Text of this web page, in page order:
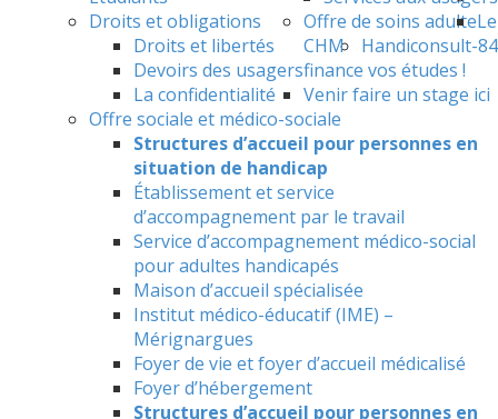
Droits et obligations
Droits et libertés
Devoirs des usagers
La confidentialité
Offre de soins adulte
Handiconsult-84
Offre sociale et médico-sociale
Structures d’accueil pour personnes en
situation de handicap
Établissement et service
d’accompagnement par le travail
Service d’accompagnement médico-social
pour adultes handicapés
Maison d’accueil spécialisée
Institut médico-éducatif (IME) –
Mérignargues
Foyer de vie et foyer d’accueil médicalisé
Foyer d’hébergement
Structures d’accueil pour personnes en
Le
CHM
finance vos études !
Venir faire un stage ici